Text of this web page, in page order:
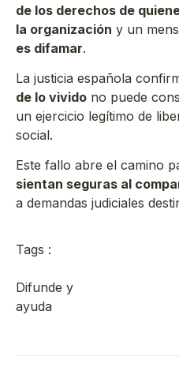
de los derechos de
la organización y un
es difamar.
La justicia española
de lo vivido no puede
un ejercicio legítimo de
social.
Este fallo abre el camino
sientan seguras al
a demandas judiciales
Tags :
Difunde y
ayuda